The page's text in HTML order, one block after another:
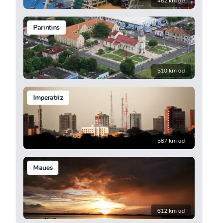
Parintins
510 km od
Imperatriz
587 km od
Maues
612 km od